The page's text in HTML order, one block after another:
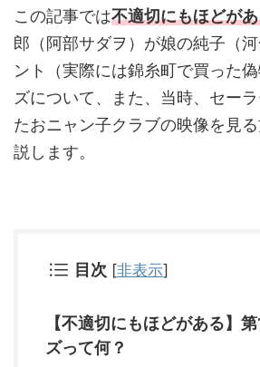
この記事では不適切にもほどが
郎（阿部サダヲ）が娘の純子（
ント（実際には錦糸町で買った
ズについて、また、当時、セー
たおニャン子クラブの映像を見
説します。
目次 [非表示]
【不適切にもほどがある】
ズって何？